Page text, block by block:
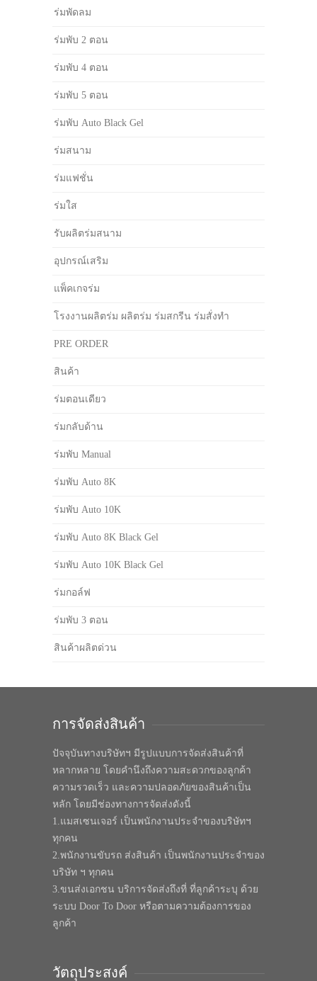
ร่มพัดลม
ร่มพับ 2 ตอน
ร่มพับ 4 ตอน
ร่มพับ 5 ตอน
ร่มพับ Auto Black Gel
ร่มสนาม
ร่มแฟชั่น
ร่มใส
รับผลิตร่มสนาม
อุปกรณ์เสริม
แพ็คเกจร่ม
โรงงานผลิตร่ม ผลิตร่ม ร่มสกรีน ร่มสั่งทำ
PRE ORDER
สินค้า
ร่มตอนเดียว
ร่มกลับด้าน
ร่มพับ Manual
ร่มพับ Auto 8K
ร่มพับ Auto 10K
ร่มพับ Auto 8K Black Gel
ร่มพับ Auto 10K Black Gel
ร่มกอล์ฟ
ร่มพับ 3 ตอน
สินค้าผลิตด่วน
การจัดส่งสินค้า
ปัจจุบันทางบริษัทฯ มีรูปแบบการจัดส่งสินค้าที่
หลากหลาย โดยคำนึงถึงความสะดวกของลูกค้า
ความรวดเร็ว และความปลอดภัยของสินค้าเป็น
หลัก โดยมีช่องทางการจัดส่งดังนี้
1.แมสเซนเจอร์ เป็นพนักงานประจำของบริษัทฯ
ทุกคน
2.พนักงานขับรถ ส่งสินค้า เป็นพนักงานประจำของ
บริษัท ฯ ทุกคน
3.ขนส่งเอกชน บริการจัดส่งถึงที่ ที่ลูกค้าระบุ ด้วย
ระบบ Door To Door หรือตามความต้องการของ
ลูกค้า
วัตถุประสงค์